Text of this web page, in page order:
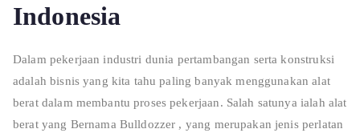
Indonesia
Dalam pekerjaan industri dunia pertambangan serta konstruksi
adalah bisnis yang kita tahu paling banyak menggunakan alat
berat dalam membantu proses pekerjaan. Salah satunya ialah alat
berat yang Bernama Bulldozzer , yang merupakan jenis perlatan